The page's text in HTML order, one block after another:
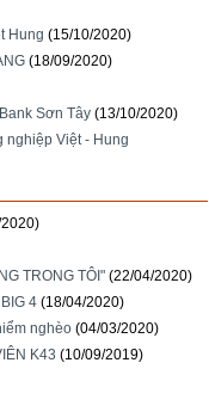
Hung (15/10/2020)
(18/09/2020)
Sơn Tây (13/10/2020)
nghiệp Việt - Hung
TRONG TÔI" (22/04/2020)
4 (18/04/2020)
nghèo (04/03/2020)
K43 (10/09/2019)